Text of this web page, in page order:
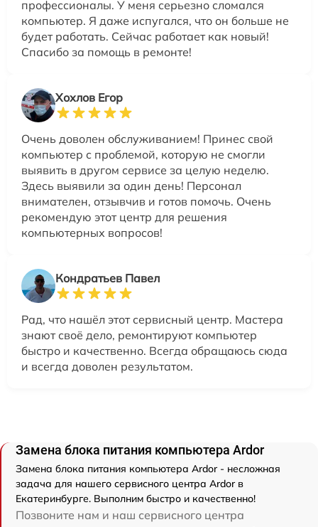
профессионалы. У меня серьезно сломался
компьютер. Я даже испугался, что он больше не
будет работать. Сейчас работает как новый!
Спасибо за помощь в ремонте!
Хохлов Егор
Очень доволен обслуживанием! Принес свой
компьютер с проблемой, которую не смогли
выявить в другом сервисе за целую неделю.
Здесь выявили за один день! Персонал
внимателен, отзывчив и готов помочь. Очень
рекомендую этот центр для решения
компьютерных вопросов!
Кондратьев Павел
Рад, что нашёл этот сервисный центр. Мастера
знают своё дело, ремонтируют компьютер
быстро и качественно. Всегда обращаюсь сюда
и всегда доволен результатом.
Замена блока питания компьютера Ardor
Замена блока питания компьютера Ardor - несложная
задача для нашего сервисного центра Ardor в
Екатеринбурге. Выполним быстро и качественно!
Позвоните нам и наш сервисного центра